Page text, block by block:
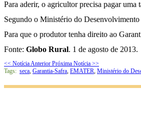
Para aderir, o agricultor precisa pagar
Segundo o Ministério do
Para que o produtor tenha direito ao
Fonte: Globo Rural. 1 de agosto de 2013.
<< Notícia Anterior Próxima Notícia >>
Tags: seca, Garantia-Safra, EMATER, Ministério do